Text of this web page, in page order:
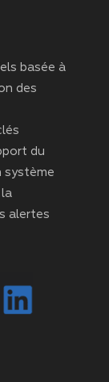
basée à
des
du
système
alertes